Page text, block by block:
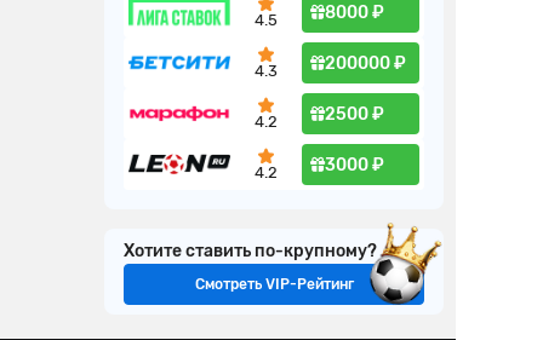
4.5 8000 ₽
4.3 200000 ₽
4.2 2500 ₽
4.2 3000 ₽
Хотите ставить по-крупному?
Смотреть VIP-Рейтинг